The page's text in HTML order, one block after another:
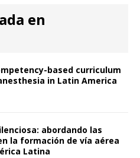
en
based curriculum
in Latin America
abordando las
la formación de vía aérea
Latina